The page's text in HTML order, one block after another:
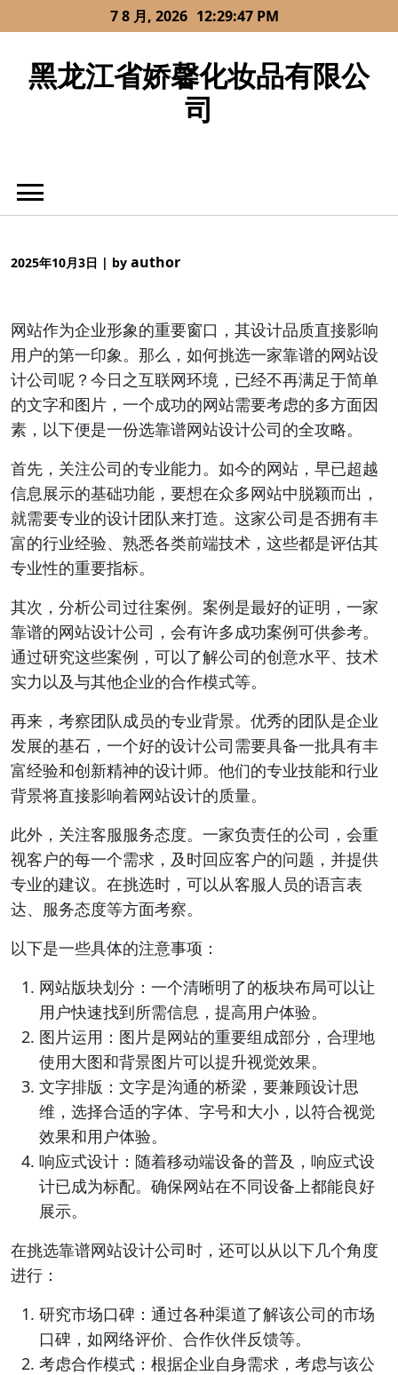
to
7 8 月, 2026 12:29:47 PM
黑龙江省娇馨化妆品有限公
司
2025年10月3日 | by author
网站作为企业形象的重要窗口，其设计品质直接影响
用户的第一印象。那么，如何挑选一家靠谱的网站设
计公司呢？今日之互联网环境，已经不再满足于简单
的文字和图片，一个成功的网站需要考虑的多方面因
素，以下便是一份选靠谱网站设计公司的全攻略。
首先，关注公司的专业能力。如今的网站，早已超越
信息展示的基础功能，要想在众多网站中脱颖而出，
就需要专业的设计团队来打造。这家公司是否拥有丰
富的行业经验、熟悉各类前端技术，这些都是评估其
专业性的重要指标。
其次，分析公司过往案例。案例是最好的证明，一家
靠谱的网站设计公司，会有许多成功案例可供参考。
通过研究这些案例，可以了解公司的创意水平、技术
实力以及与其他企业的合作模式等。
再来，考察团队成员的专业背景。优秀的团队是企业
发展的基石，一个好的设计公司需要具备一批具有丰
富经验和创新精神的设计师。他们的专业技能和行业
背景将直接影响着网站设计的质量。
此外，关注客服服务态度。一家负责任的公司，会重
视客户的每一个需求，及时回应客户的问题，并提供
专业的建议。在挑选时，可以从客服人员的语言表
达、服务态度等方面考察。
以下是一些具体的注意事项：
网站版块划分：一个清晰明了的板块布局可以让
用户快速找到所需信息，提高用户体验。
图片运用：图片是网站的重要组成部分，合理地
使用大图和背景图片可以提升视觉效果。
文字排版：文字是沟通的桥梁，要兼顾设计思
维，选择合适的字体、字号和大小，以符合视觉
效果和用户体验。
响应式设计：随着移动端设备的普及，响应式设
计已成为标配。确保网站在不同设备上都能良好
展示。
在挑选靠谱网站设计公司时，还可以从以下几个角度
进行：
研究市场口碑：通过各种渠道了解该公司的市场
口碑，如网络评价、合作伙伴反馈等。
考虑合作模式：根据企业自身需求，考虑与该公